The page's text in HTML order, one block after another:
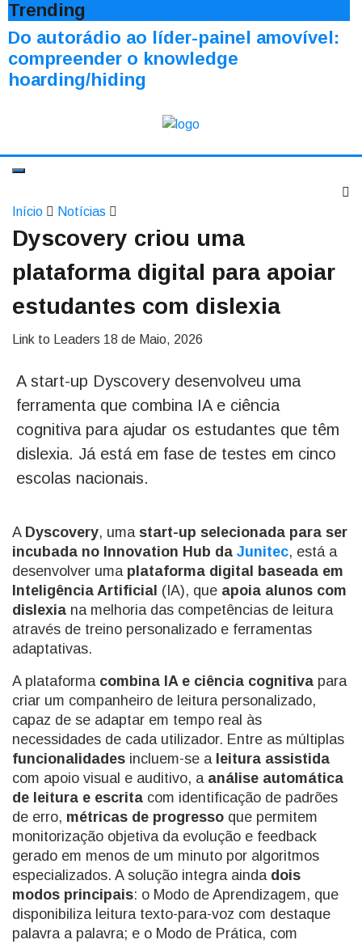
Trending
Do autorádio ao líder-painel amovível:
compreender o knowledge
hoarding/hiding
Início Notícias
Dyscovery criou uma
plataforma digital para apoiar
estudantes com dislexia
Link to Leaders 18 de Maio, 2026
A start-up Dyscovery desenvolveu uma
ferramenta que combina IA e ciência
cognitiva para ajudar os estudantes que têm
dislexia. Já está em fase de testes em cinco
escolas nacionais.
A Dyscovery, uma start-up selecionada para ser
incubada no Innovation Hub da Junitec, está a
desenvolver uma plataforma digital baseada em
Inteligência Artificial (IA), que apoia alunos com
dislexia na melhoria das competências de leitura
através de treino personalizado e ferramentas
adaptativas.
A plataforma combina IA e ciência cognitiva para
criar um companheiro de leitura personalizado,
capaz de se adaptar em tempo real às
necessidades de cada utilizador. Entre as múltiplas
funcionalidades incluem-se a leitura assistida
com apoio visual e auditivo, a análise automática
de leitura e escrita com identificação de padrões
de erro, métricas de progresso que permitem
monitorização objetiva da evolução e feedback
gerado em menos de um minuto por algoritmos
especializados. A solução integra ainda dois
modos principais: o Modo de Aprendizagem, que
disponibiliza leitura texto-para-voz com destaque
palavra a palavra; e o Modo de Prática, com